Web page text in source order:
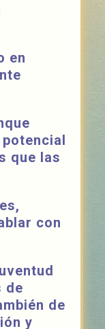
en
que las
con
de
de
y